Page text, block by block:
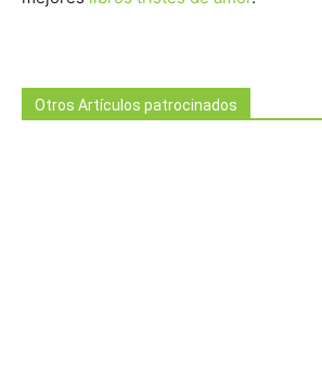
Otros Artículos patrocinados